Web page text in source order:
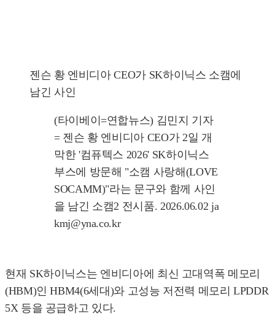
젠슨 황 엔비디아 CEO가 SK하이닉스 소캠에
남긴 사인
(타이베이=연합뉴스) 김민지 기자
= 젠슨 황 엔비디아 CEO가 2일 개
막한 '컴퓨텍스 2026' SK하이닉스
부스에 방문해 "소캠 사랑해(LOVE
SOCAMM)"라는 문구와 함께 사인
을 남긴 소캠2 전시품. 2026.06.02 ja
kmj@yna.co.kr
현재 SK하이닉스는 엔비디아에 최신 고대역폭 메모리
(HBM)인 HBM4(6세대)와 고성능 저전력 메모리 LPDDR
5X 등을 공급하고 있다.